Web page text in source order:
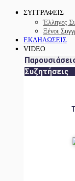
ΣΥΓΓΡΑΦΕΙΣ
Έλληνες
Ξένοι
ΕΚΔΗΛΩΣΕΙΣ
VIDEO
Συζητήσεις